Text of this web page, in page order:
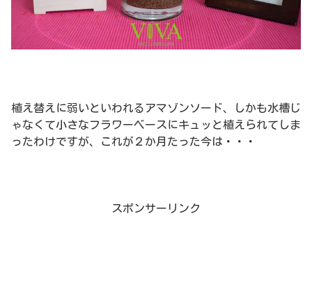
植え替えに弱いといわれるアマゾンソード、しかも水槽じ
ゃなくて小さなフラワーベースにキュッと植えられてしま
ったわけですが、これが２か月たった今は・・・
スポンサーリンク